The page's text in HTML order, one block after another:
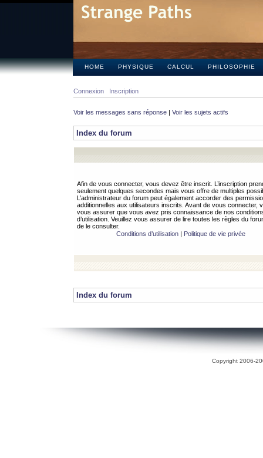
HOME PHYSIQUE CALCUL PHILOSOPHIE
Connexion Inscription
Voir les messages sans réponse | Voir les sujets actifs
Index du forum
Afin de vous connecter, vous devez être inscrit. L’inscription
seulement quelques secondes mais vous offre de multiples
L’administrateur du forum peut également accorder des
additionnelles aux utilisateurs inscrits. Avant de vous connecter,
vous assurer que vous avez pris connaissance de nos
d’utilisation. Veuillez vous assurer de lire toutes les règles du
de le consulter.
Conditions d’utilisation| Politique de vie privée
Index du forum
Copyright 2006-